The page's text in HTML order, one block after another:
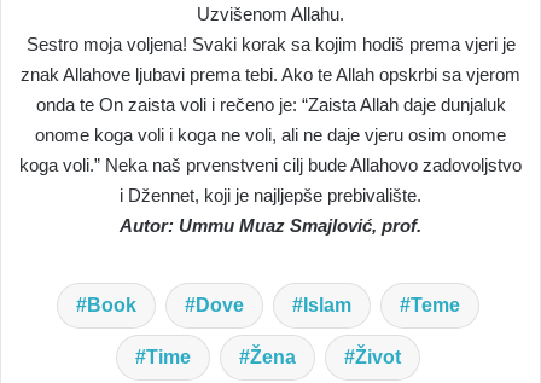
Uzvišenom Allahu.
Sestro moja voljena! Svaki korak sa kojim hodiš prema vjeri je
znak Allahove ljubavi prema tebi. Ako te Allah opskrbi sa vjerom
onda te On zaista voli i rečeno je: “Zaista Allah daje dunjaluk
onome koga voli i koga ne voli, ali ne daje vjeru osim onome
koga voli.” Neka naš prvenstveni cilj bude Allahovo zadovoljstvo
i Džennet, koji je najljepše prebivalište.
Autor: Ummu Muaz Smajlović, prof.
Book Dove Islam Teme
Time Žena Život